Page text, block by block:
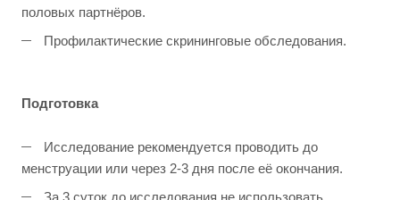
половых партнёров.
Профилактические скрининговые обследования.
Подготовка
Исследование рекомендуется проводить до
менструации или через 2-3 дня после её окончания.